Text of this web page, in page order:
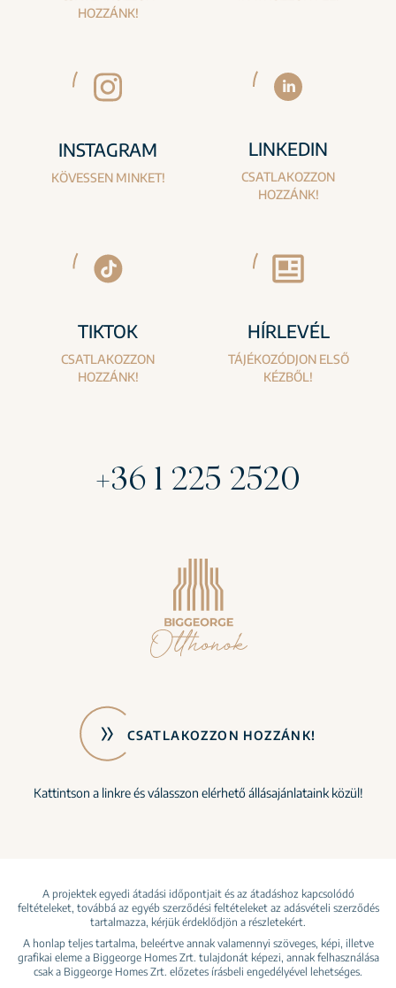
HOZZÁNK!
INSTAGRAM
KÖVESSEN MINKET!
LINKEDIN
CSATLAKOZZON
HOZZÁNK!
TIKTOK
CSATLAKOZZON
HOZZÁNK!
HÍRLEVÉL
TÁJÉKOZÓDJON ELSŐ
KÉZBŐL!
+36 1 225 2520
CSATLAKOZZON HOZZÁNK!
Kattintson a linkre és válasszon elérhető állásajánlataink közül!
A projektek egyedi átadási időpontjait és az átadáshoz kapcsolódó
feltételeket, továbbá az egyéb szerződési feltételeket az adásvételi szerződés
tartalmazza, kérjük érdeklődjön a részletekért.
A honlap teljes tartalma, beleértve annak valamennyi szöveges, képi, illetve
grafikai eleme a Biggeorge Homes Zrt. tulajdonát képezi, annak felhasználása
csak a Biggeorge Homes Zrt. előzetes írásbeli engedélyével lehetséges.